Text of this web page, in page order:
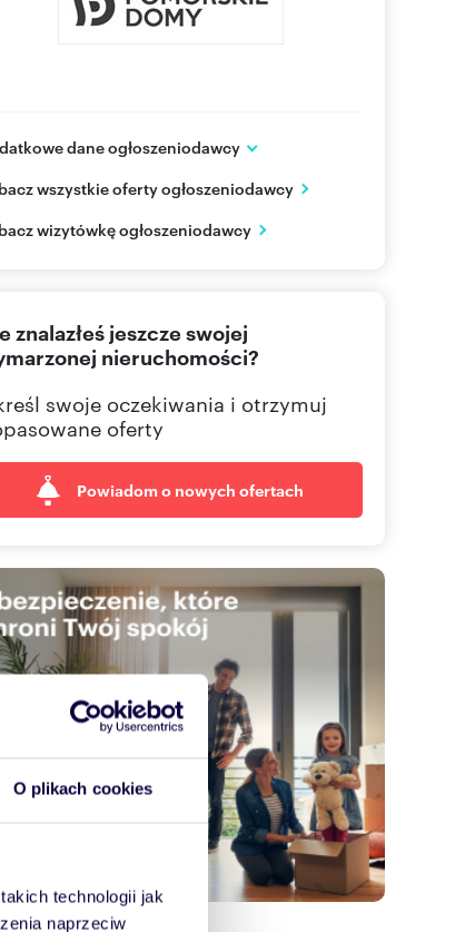
O plikach cookies
technologii jak
naprzeciw
dane ogłoszeniodawcy
57
607 60 Pokaż telefon
wszystkie oferty ogłoszeniodawcy
wizytówkę ogłoszeniodawcy
znalazłeś jeszcze swojej
nieruchomości?
swoje oczekiwania i otrzymuj
oferty
Powiadom o nowych ofertach